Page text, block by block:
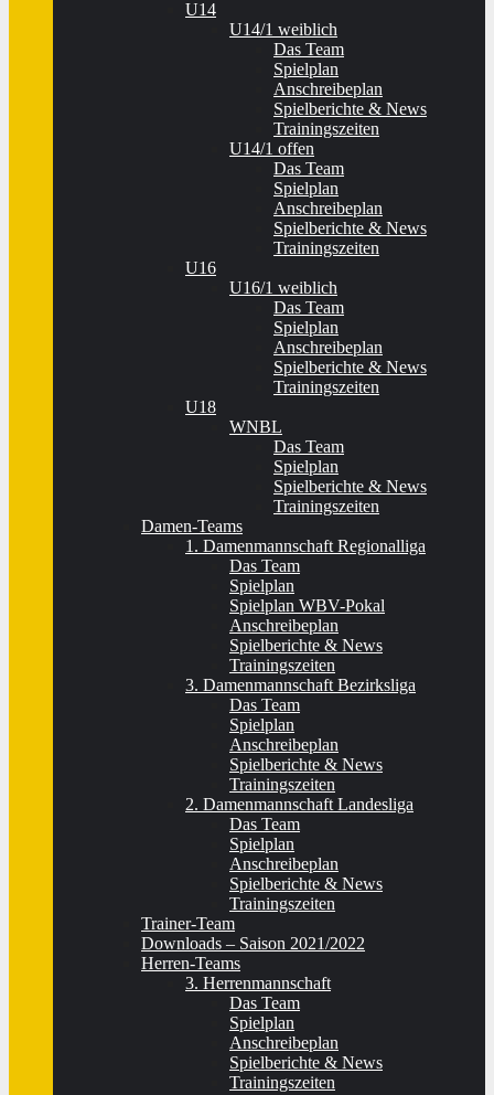
U14
U14/1 weiblich
Das Team
Spielplan
Anschreibeplan
Spielberichte & News
Trainingszeiten
U14/1 offen
Das Team
Spielplan
Anschreibeplan
Spielberichte & News
Trainingszeiten
U16
U16/1 weiblich
Das Team
Spielplan
Anschreibeplan
Spielberichte & News
Trainingszeiten
U18
WNBL
Das Team
Spielplan
Spielberichte & News
Trainingszeiten
Damen-Teams
1. Damenmannschaft Regionalliga
Das Team
Spielplan
Spielplan WBV-Pokal
Anschreibeplan
Spielberichte & News
Trainingszeiten
3. Damenmannschaft Bezirksliga
Das Team
Spielplan
Anschreibeplan
Spielberichte & News
Trainingszeiten
2. Damenmannschaft Landesliga
Das Team
Spielplan
Anschreibeplan
Spielberichte & News
Trainingszeiten
Trainer-Team
Downloads – Saison 2021/2022
Herren-Teams
3. Herrenmannschaft
Das Team
Spielplan
Anschreibeplan
Spielberichte & News
Trainingszeiten